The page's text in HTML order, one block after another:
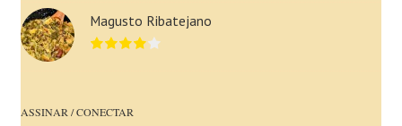
Magusto Ribatejano
ASSINAR / CONECTAR